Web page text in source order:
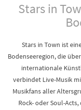
Stars in
Stars in Town ist
Bodenseeregion, die
internationale
verbindet Live-Musik
Musikfans aller
Rock- oder Soul-